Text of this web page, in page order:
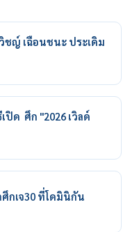
ญ์ เฉือนชนะ ประเดิม
ปิด ศึก "2026 เวิลด์
กเจ30 ที่โดมินิกัน